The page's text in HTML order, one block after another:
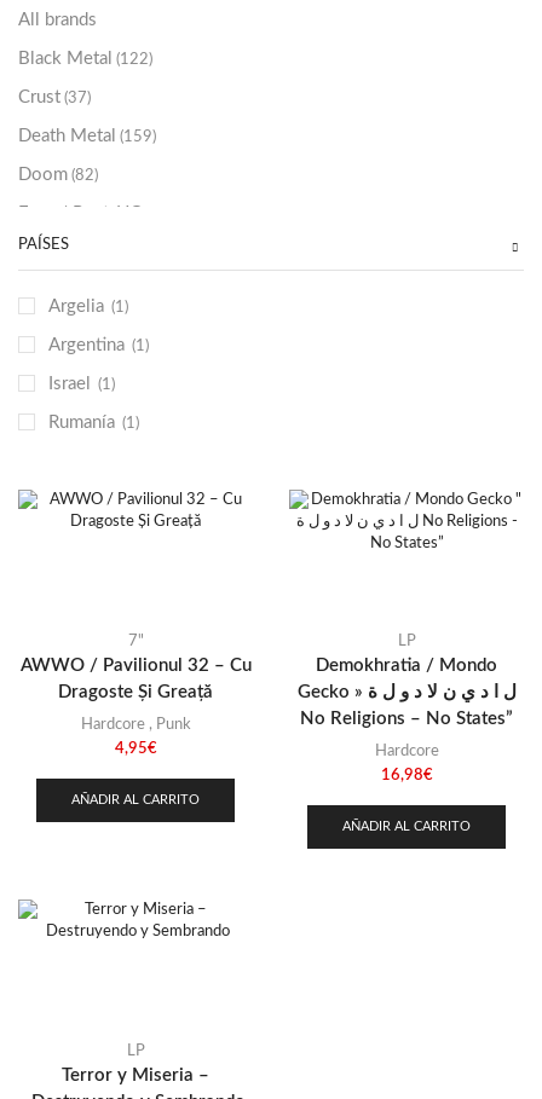
Sold Out
All brands
Black Metal (122)
Crust (37)
Death Metal (159)
Doom (82)
Grindcore
(35)
PAÍSES
Argelia (1)
Argentina (1)
Israel (1)
Rumanía (1)
7"
AWWO / Pavilionul 32 – Cu
Dragoste Și Greață
Hardcore, Punk
4,95€
AÑADIR AL CARRITO
LP
Demokhratia / Mondo
Gecko » ل ا د ي ن لا د و ل ة
No Religions – No States”
Hardcore
16,98€
AÑADIR AL CARRITO
LP
Terror y Miseria –